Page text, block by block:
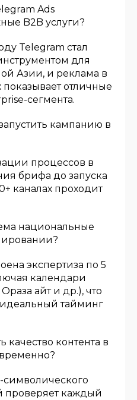
Ads
B2B услуги?
Telegram стал
для
Азии, и реклама в
отличные
сегмента.
кампанию в
процессов в
брифа до запуска
каналах проходит
национальные
экспертиза по 5
календари
айт и др.), что
тайминг
качество контента в
проверяет каждый